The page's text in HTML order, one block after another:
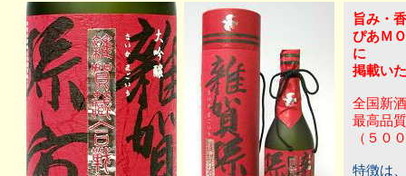
旨み・
ぴあＭ
に
掲載い
全国新
最高品
（５０
特徴は